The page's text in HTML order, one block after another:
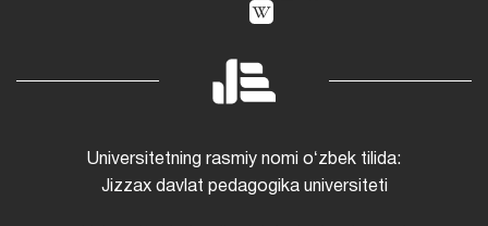
Universitetning rasmiy nomi oʻzbek tilida:
Jizzax davlat pedagogika universiteti